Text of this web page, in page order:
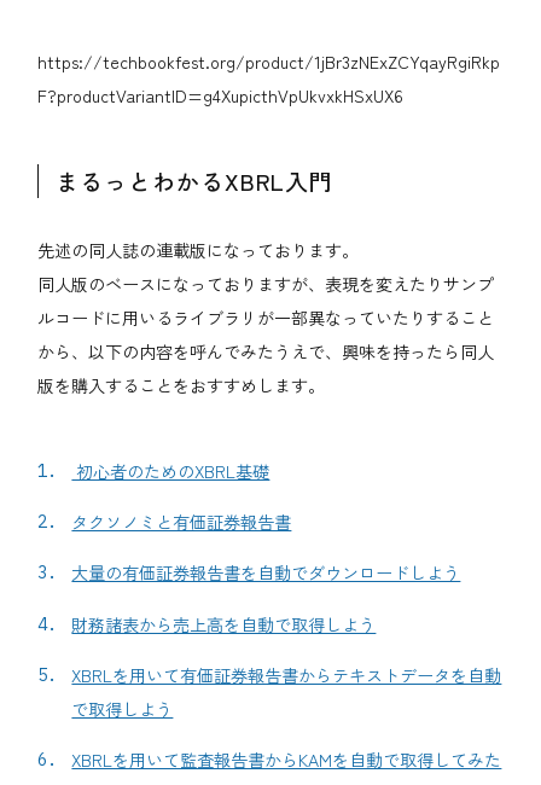
https://techbookfest.org/product/1jBr3zNExZCYqayRgiRkp
F?productVariantID=g4XupicthVpUkvxkHSxUX6
まるっとわかるXBRL入門
先述の同人誌の連載版になっております。
同人版のベースになっておりますが、表現を変えたりサンプ
ルコードに用いるライブラリが一部異なっていたりすること
から、以下の内容を呼んでみたうえで、興味を持ったら同人
版を購入することをおすすめします。
初心者のためのXBRL基礎
タクソノミと有価証券報告書
大量の有価証券報告書を自動でダウンロードしよう
財務諸表から売上高を自動で取得しよう
XBRLを用いて有価証券報告書からテキストデータを自動
で取得しよう
XBRLを用いて監査報告書からKAMを自動で取得してみた